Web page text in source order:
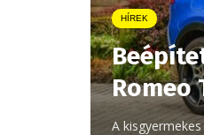
HÍREK
Romeo
A